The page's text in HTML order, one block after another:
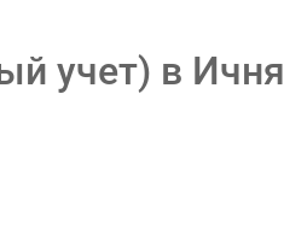
учет) в Ичня